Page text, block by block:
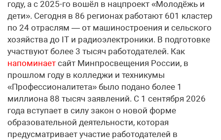
году, а с 2025-го вошёл в нацпроект «Молодёжь и
дети». Сегодня в 86 регионах работают 601 кластер
по 24 отраслям — от машиностроения и сельского
хозяйства до IT и радиоэлектроники. В подготовке
участвуют более 3 тысяч работодателей. Как
напоминает сайт Минпросвещения России, в
прошлом году в колледжи и техникумы
«Профессионалитета» было подано более 1
миллиона 88 тысяч заявлений. С 1 сентября 2026
года вступает в силу закон о новой форме
образовательной деятельности, которая
предусматривает участие работодателей в